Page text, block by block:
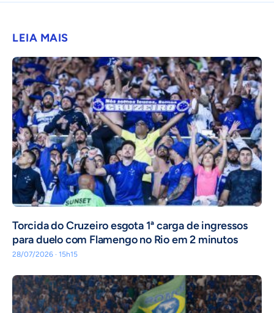
LEIA MAIS
Torcida do Cruzeiro esgota 1ª carga de ingressos
para duelo com Flamengo no Rio em 2 minutos
28/07/2026 · 15h15